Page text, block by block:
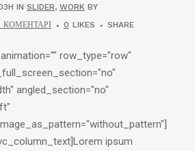
IN SLIDER, WORK BY
КОМЕНТАРІ 0 LIKES SHARE
row_type="row"
angled_section="no"
ipsum